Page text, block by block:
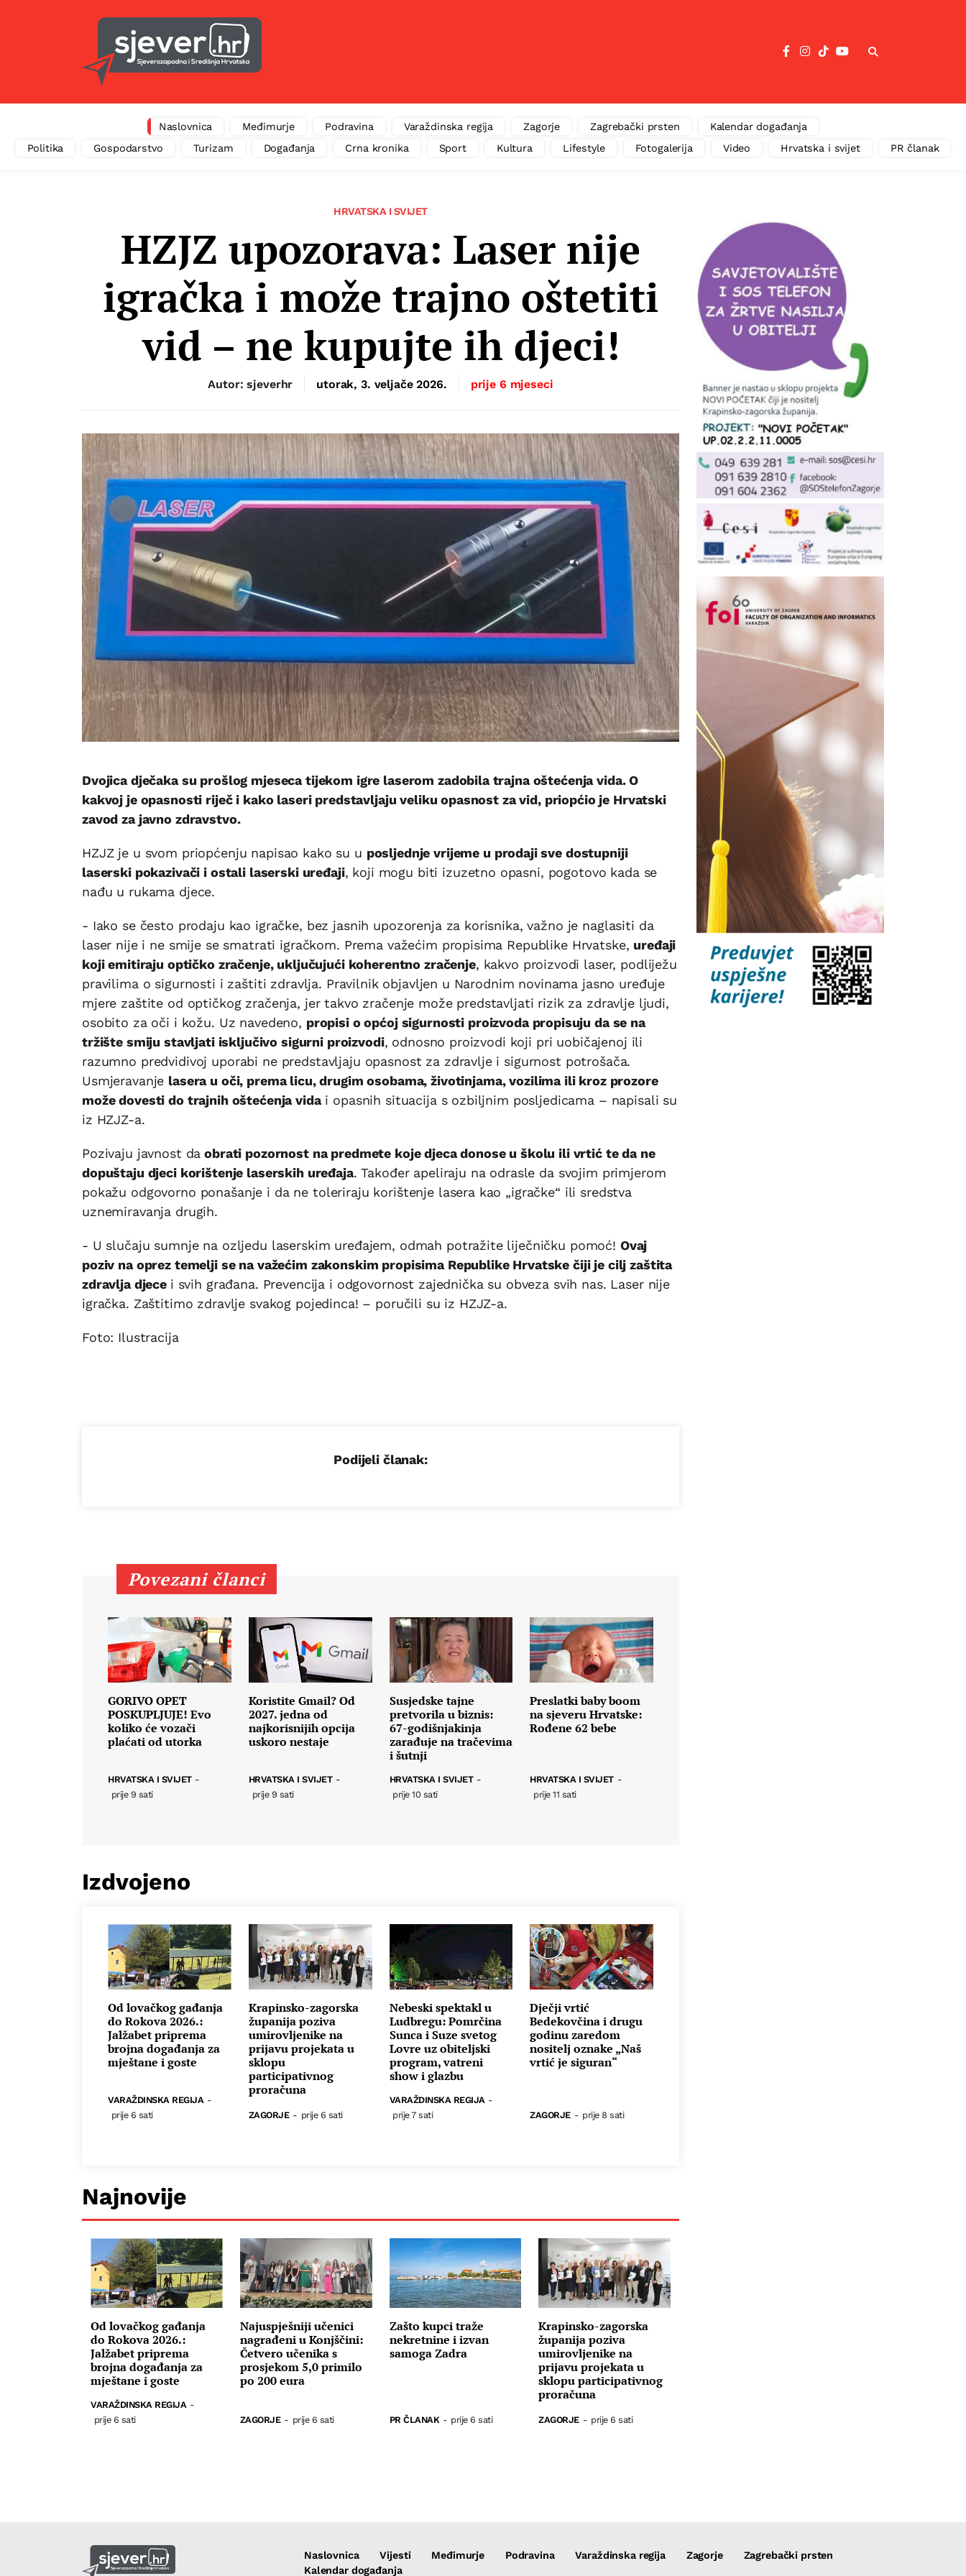
Naslovnica Međimurje Podravina Varaždinska regija Zagorje Zagrebački prsten
Kalendar događanja
Politika
Gospodarstvo Turizam Događanja Crna kronika Sport Kultura Lifestyle Fotogalerija Video Hrvatska i svijet PR članak
HRVATSKA I SVIJET
HZJZ upozorava: Laser nije
igračka i može trajno oštetiti
vid – ne kupujte ih djeci!
Autor: sjeverhr utorak, 3. veljače 2026. prije 6 mjeseci
Dvojica dječaka su prošlog mjeseca tijekom igre laserom zadobila trajna oštećenja vida. O
kakvoj je opasnosti riječ i kako laseri predstavljaju veliku opasnost za vid, priopćio je Hrvatski
zavod za javno zdravstvo.
HZJZ je u svom priopćenju napisao kako su u posljednje vrijeme u prodaji sve dostupniji
laserski pokazivači i ostali laserski uređaji, koji mogu biti izuzetno opasni, pogotovo kada se
nađu u rukama djece.
- Iako se često prodaju kao igračke, bez jasnih upozorenja za korisnika, važno je naglasiti da
laser nije i ne smije se smatrati igračkom. Prema važećim propisima Republike Hrvatske, uređaji
koji emitiraju optičko zračenje, uključujući koherentno zračenje, kakvo proizvodi laser, podliježu
pravilima o sigurnosti i zaštiti zdravlja. Pravilnik objavljen u Narodnim novinama jasno uređuje
mjere zaštite od optičkog zračenja, jer takvo zračenje može predstavljati rizik za zdravlje ljudi,
osobito za oči i kožu. Uz navedeno, propisi o općoj sigurnosti proizvoda propisuju da se na
tržište smiju stavljati isključivo sigurni proizvodi, odnosno proizvodi koji pri uobičajenoj ili
razumno predvidivoj uporabi ne predstavljaju opasnost za zdravlje i sigurnost potrošača.
Usmjeravanje lasera u oči, prema licu, drugim osobama, životinjama, vozilima ili kroz prozore
može dovesti do trajnih oštećenja vidai opasnih situacija s ozbiljnim posljedicama – napisali su
iz HZJZ-a.
Pozivaju javnost da obrati pozornost na predmete koje djeca donose u školu ili vrtić te da ne
dopuštaju djeci korištenje laserskih uređaja. Također apeliraju na odrasle da svojim primjerom
pokažu odgovorno ponašanje i da ne toleriraju korištenje lasera kao „igračke“ ili sredstva
uznemiravanja drugih.
- U slučaju sumnje na ozljedu laserskim uređajem, odmah potražite liječničku pomoć! Ovaj
poziv na oprez temelji se na važećim zakonskim propisima Republike Hrvatske čiji je cilj zaštita
zdravlja djece i svih građana. Prevencija i odgovornost zajednička su obveza svih nas. Laser nije
igračka. Zaštitimo zdravlje svakog pojedinca! – poručili su iz HZJZ-a.
Foto: Ilustracija
Podijeli članak:
Povezani članci
GORIVO OPET
POSKUPLJUJE! Evo
koliko će vozači
plaćati od utorka
HRVATSKA I SVIJET -
prije 9 sati
Koristite Gmail? Od
2027. jedna od
najkorisnijih opcija
uskoro nestaje
HRVATSKA I SVIJET -
prije 9 sati
Susjedske tajne
pretvorila u biznis:
67-godišnjakinja
zarađuje na tračevima
i šutnji
HRVATSKA I SVIJET -
prije 10 sati
Preslatki baby boom
na sjeveru Hrvatske:
Rođene 62 bebe
HRVATSKA I SVIJET -
prije 11 sati
Izdvojeno
Od lovačkog gađanja
do Rokova 2026.:
Jalžabet priprema
brojna događanja za
mještane i goste
VARAŽDINSKA REGIJA -
prije 6 sati
Krapinsko-zagorska
županija poziva
umirovljenike na
prijavu projekata u
sklopu
participativnog
proračuna
ZAGORJE - prije 6 sati
Nebeski spektakl u
Ludbregu: Pomrčina
Sunca i Suze svetog
Lovre uz obiteljski
program, vatreni
show i glazbu
VARAŽDINSKA REGIJA -
prije 7 sati
Dječji vrtić
Bedekovčina i drugu
godinu zaredom
nositelj oznake „Naš
vrtić je siguran“
ZAGORJE - prije 8 sati
Najnovije
Od lovačkog gađanja
do Rokova 2026.:
Jalžabet priprema
brojna događanja za
mještane i goste
VARAŽDINSKA REGIJA -
prije 6 sati
Najuspješniji učenici
nagrađeni u Konjščini:
Četvero učenika s
prosjekom 5,0 primilo
po 200 eura
ZAGORJE - prije 6 sati
Zašto kupci traže
nekretnine i izvan
samoga Zadra
PR ČLANAK - prije 6 sati
Krapinsko-zagorska
županija poziva
umirovljenike na
prijavu projekata u
sklopu participativnog
proračuna
ZAGORJE - prije 6 sati
Naslovnica Vijesti Međimurje Podravina Varaždinska regija Zagorje
Zagrebački prsten
Kalendar događanja